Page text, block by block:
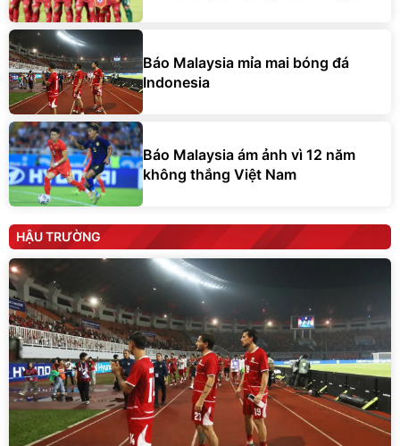
Báo Malaysia mỉa mai bóng đá
Indonesia
Báo Malaysia ám ảnh vì 12 năm
không thắng Việt Nam
HẬU TRƯỜNG